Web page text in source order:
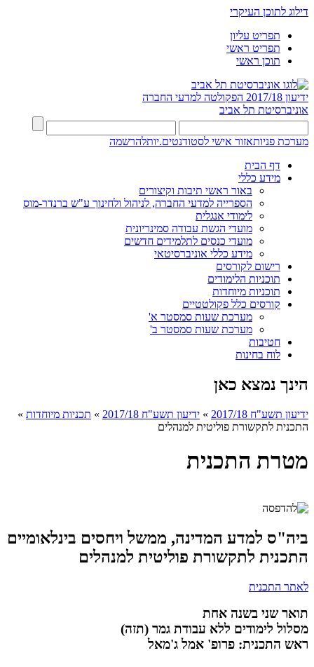
דילוג לתוכן העיקרי
תפריט עליון
תפריט ראשי
תוכן ראשי
ידיעון 2017/18
הפקולטה למדעי החברה
אוניברסיטת תל אביב
מערכת פניותאזור אישי לסטודנטים.יותלהרשמה
דף הבית
מידע כללי
באור ראשי תיבות וקיצורים
הספרייה למדעי החברה, לניהול ולחינוך ע"ש ברנדר-מוס
לימודי אנגלית
מועדי הגשת עבודה סמינריונית
מועדי כנסים לתלמידים חדשים
מידע כללי אוניברסיטאי
רישום לקורסים
תוכניות הלימודים
תוכניות מיוחדות
קורסים כלל פקולטטיים
מערכת שעות סמסטר א'
מערכת שעות סמסטר ב'
חטיבות
לוח בחינות
הינך נמצא כאן
ידיעון תשע"ח 2017/18 » ידיעון תשע"ח 2017/18 » תכניות מיוחדות »
התכנית לתקשורת פוליטית למנהלים
מטרת התכנית
ביה"ס למדע המדינה, ממשל ויחסים בינלאומיים
התכנית לתקשורת פוליטית למנהלים
לאתר התכנית
תואר שני בשנה אחת
מסלול לימודים ללא עבודת גמר (תזה)
ראש התכנית: פרופ' אמל ג'מאל